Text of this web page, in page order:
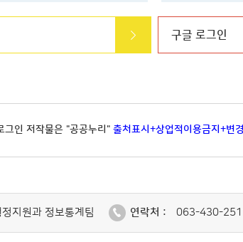
구글 로그인
그인 저작물은 "공공누리" 출처표시+상업적이용금지+변
지원과 정보통계팀 연락처 : 063-430-